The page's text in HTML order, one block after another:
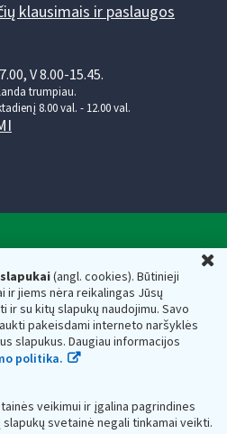
(angl. cookies). Būtinieji
ir jiems nėra reikalingas Jūsų
su kitų slapukų naudojimu. Savo
pakeisdami interneto naršyklės
slapukus. Daugiau informacijos
politika.
veikimui ir įgalina pagrindines
svetainė negali tinkamai veikti.
klausimais ir paslaugos
V 8.00-15.45.
trumpiau.
8.00 val. - 12.00 val.
prie Lietuvos
kodas — 188659752,
01107 Vilnius, Lietuva, el.paštas:
adresas 188659752
inspekciją prie Lietuvos
kaupiami ir saugomi Juridinių